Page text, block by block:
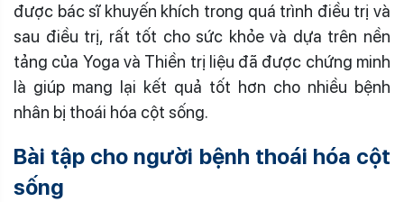
được bác sĩ khuyến khích trong quá trình điều trị và
sau điều trị, rất tốt cho sức khỏe và dựa trên nền
tảng của Yoga và Thiền trị liệu đã được chứng minh
là giúp mang lại kết quả tốt hơn cho nhiều bệnh
nhân bị thoái hóa cột sống.
Bài tập cho người bệnh thoái hóa cột
sống